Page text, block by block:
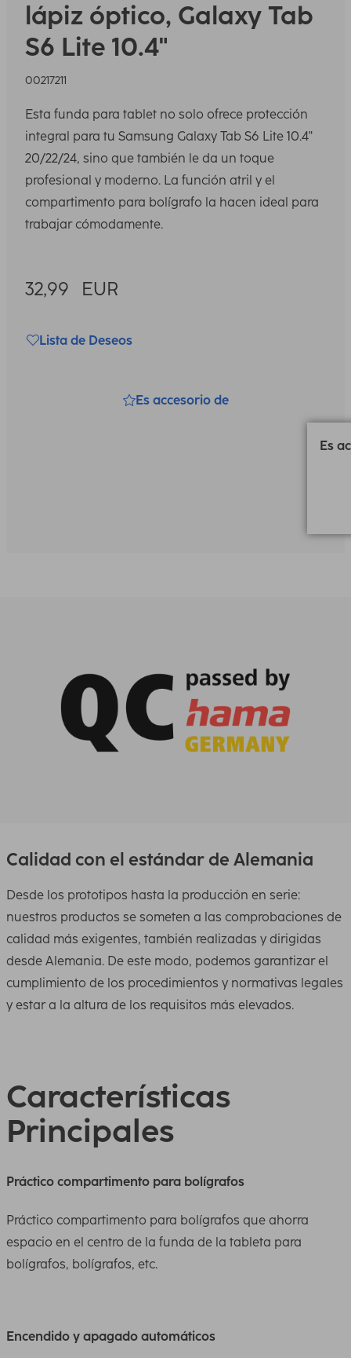
lápiz óptico, Galaxy Tab
S6 Lite 10.4"
00217211
Esta funda para tablet no solo ofrece protección
integral para tu Samsung Galaxy Tab S6 Lite 10.4"
20/22/24, sino que también le da un toque
profesional y moderno. La función atril y el
compartimento para bolígrafo la hacen ideal para
trabajar cómodamente.
32,99 EUR
Lista de Deseos
Es accesorio de
Es
Calidad con el estándar de Alemania
Desde los prototipos hasta la producción en serie:
nuestros productos se someten a las comprobaciones de
calidad más exigentes, también realizadas y dirigidas
desde Alemania. De este modo, podemos garantizar el
cumplimiento de los procedimientos y normativas legales
y estar a la altura de los requisitos más elevados.
Características
Principales
Práctico compartimento para bolígrafos
Práctico compartimento para bolígrafos que ahorra
espacio en el centro de la funda de la tableta para
bolígrafos, bolígrafos, etc.
Encendido y apagado automáticos